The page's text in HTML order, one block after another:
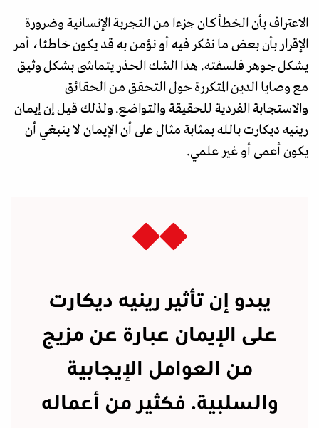
الاعتراف بأن الخطأ كان جزءا من التجربة الإنسانية وضرورة
الإقرار بأن بعض ما نفكر فيه أو نؤمن به قد يكون خاطئا، أمر
يشكل جوهر فلسفته. هذا الشك الحذر يتماشى بشكل وثيق
مع وصايا الدين المتكررة حول التحقق من الحقائق
والاستجابة الفردية للحقيقة والتواضع. ولذلك قيل إن إيمان
رينيه ديكارت بالله بمثابة مثال على أن الإيمان لا ينبغي أن
يكون أعمى أو غير علمي.
يبدو إن تأثير رينيه ديكارت
على الإيمان عبارة عن مزيج
من العوامل الإيجابية
والسلبية. فكثير من أعماله